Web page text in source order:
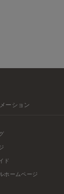
ーション
ド
ホームページ